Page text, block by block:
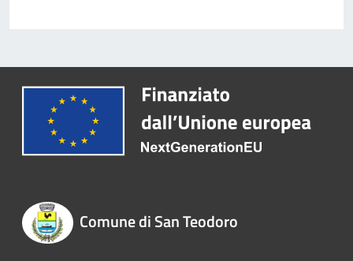
Comune di San Teodoro